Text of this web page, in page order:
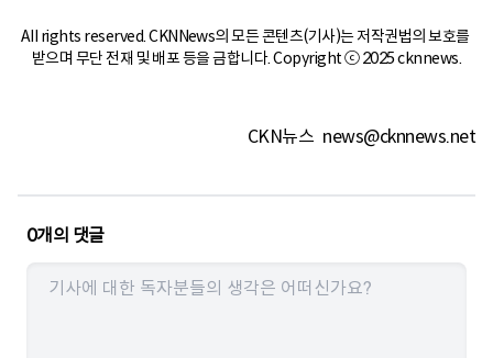
All rights reserved. CKNNews의 모든 콘텐츠(기사)는 저작권법의 보호를
받으며 무단 전재 및 배포 등을 금합니다. Copyright ⓒ 2025 cknnews.
CKN뉴스 news@cknnews.net
0개의 댓글